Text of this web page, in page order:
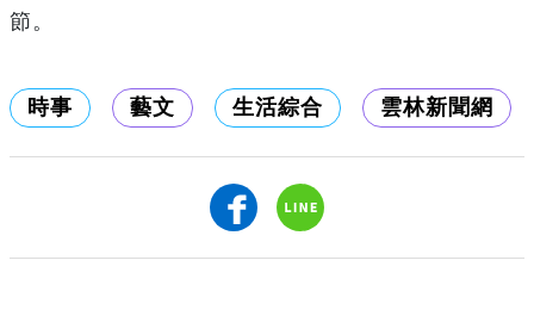
節。
時事 藝文 生活綜合 雲林新聞網